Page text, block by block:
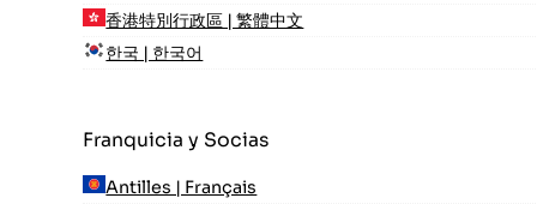
香港特別行政區 | 繁體中文
한국 | 한국어
Franquicia y Socias
Antilles | Français